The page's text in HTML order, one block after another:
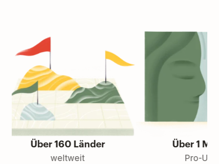
Über 160 Länder
weltweit
Über 1
Pro-User